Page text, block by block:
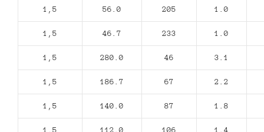
1,5 56.0 205 1.0
1,5 46.7 233 1.0
1,5 280.0 46 3.1
1,5 186.7 67 2.2
1,5 140.0 87 1.8
1,5 112.0 106 1.4